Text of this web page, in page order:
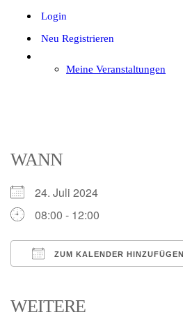
Login
Neu Registrieren
Meine Veranstaltungen
WANN
24. Juli 2024
08:00 - 12:00
ZUM KALENDER HINZUFÜGEN
WEITERE